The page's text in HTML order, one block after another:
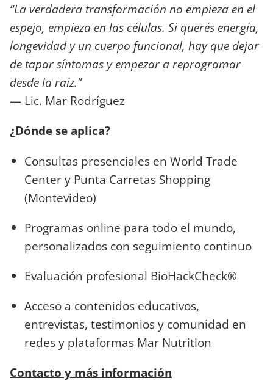
“La verdadera transformación no empieza en el
espejo, empieza en las células. Si querés energía,
longevidad y un cuerpo funcional, hay que dejar
de tapar síntomas y empezar a reprogramar
desde la raíz.”
— Lic. Mar Rodríguez
¿Dónde se aplica?
Consultas presenciales en World Trade
Center y Punta Carretas Shopping
(Montevideo)
Programas online para todo el mundo,
personalizados con seguimiento continuo
Evaluación profesional BioHackCheck®
Acceso a contenidos educativos,
entrevistas, testimonios y comunidad en
redes y plataformas Mar Nutrition
Contacto y más información